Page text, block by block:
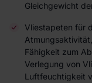
Gleichgewicht
Vliestapeten für
Fähigkeit zum
Verlegung von
Luftfeuchtigkeit